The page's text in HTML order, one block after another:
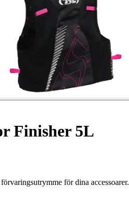
Finisher 5L
för dina accessoarer.